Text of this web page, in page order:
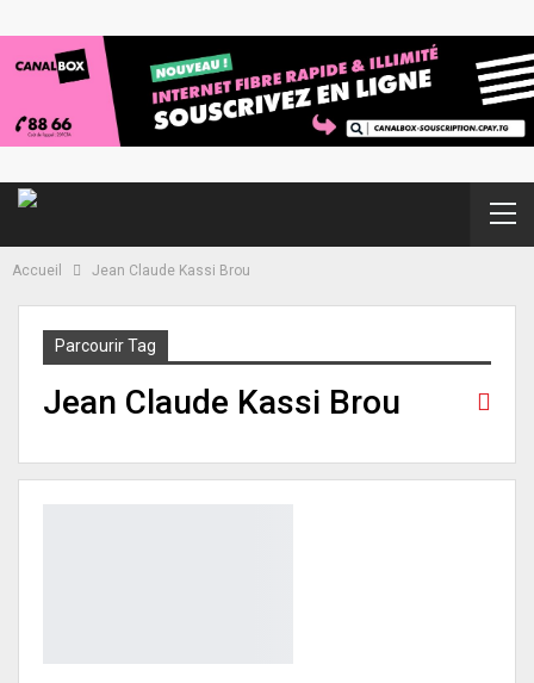
Accueil Jean Claude Kassi Brou
Parcourir Tag
Jean Claude Kassi Brou